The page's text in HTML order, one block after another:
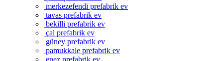
merkezefendi prefabrik ev
tavas prefabrik ev
bekilli prefabrik ev
çal prefabrik ev
güney prefabrik ev
pamukkale prefabrik ev
enez prefabrik ev